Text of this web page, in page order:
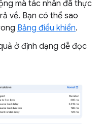
mà tác nhân đã thực
về. Bạn có thể sao
Bảng điều khiển.
ở định dạng dễ đọc